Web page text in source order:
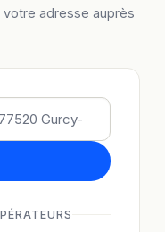
adresse auprès